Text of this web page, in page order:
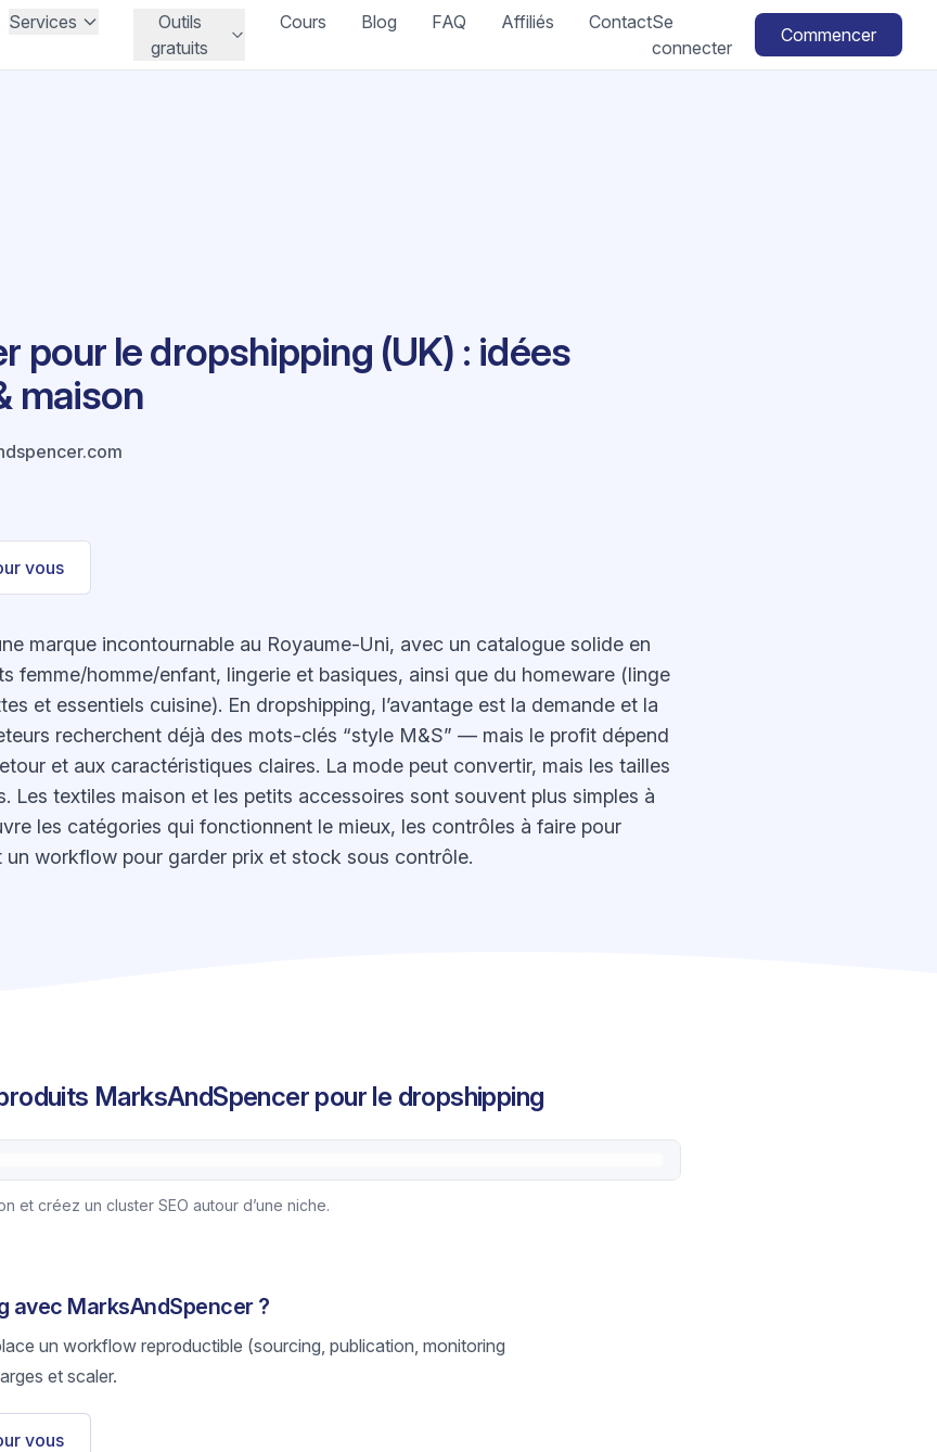
Services
Outils
gratuits
Cours Blog FAQ Affiliés ContactSe
connecter
Commencer
pour le dropshipping (UK) : idées
maison
vous
marque incontournable au Royaume-Uni, avec un catalogue solide en
femme/homme/enfant, lingerie et basiques, ainsi que du homeware (linge
et essentiels cuisine). En dropshipping, l’avantage est la demande et la
recherchent déjà des mots-clés “style M&S” — mais le profit dépend
et aux caractéristiques claires. La mode peut convertir, mais les tailles
Les textiles maison et les petits accessoires sont souvent plus simples à
les catégories qui fonctionnent le mieux, les contrôles à faire pour
un workflow pour garder prix et stock sous contrôle.
MarksAndSpencer pour le dropshipping
et créez un cluster SEO autour d’une niche.
avec MarksAndSpencer ?
un workflow reproductible (sourcing, publication, monitoring
et scaler.
vous